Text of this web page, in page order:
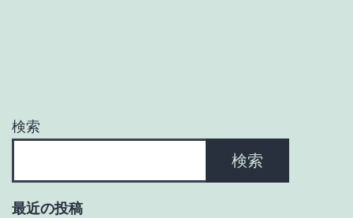
ョ
検索
検索
最近の投稿